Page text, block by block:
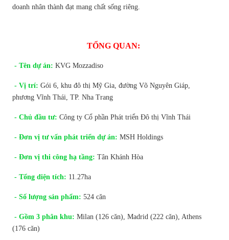
doanh nhân thành đạt mang chất sống riêng.
TỔNG QUAN:
- Tên dự án: KVG Mozzadiso
- Vị trí: Gói 6, khu đô thị Mỹ Gia, đường Võ Nguyên Giáp,
phương Vĩnh Thái, TP. Nha Trang
- Chủ đầu tư: Công ty Cổ phần Phát triển Đô thị Vĩnh Thái
- Đơn vị tư vấn phát triển dự án: MSH Holdings
- Đơn vị thi công hạ tầng: Tân Khánh Hòa
- Tổng diện tích: 11.27ha
- Số lượng sản phẩm: 524 căn
- Gồm 3 phân khu: Milan (126 căn), Madrid (222 căn), Athens
(176 căn)